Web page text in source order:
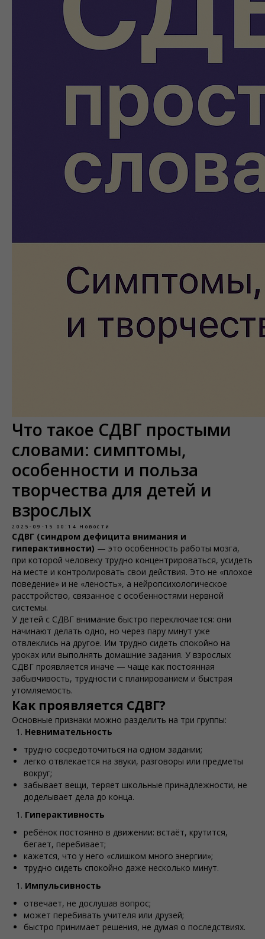
Что такое СДВГ простыми
словами: симптомы,
особенности и польза
творчества для детей и
взрослых
2025-09-15 00:14 Новости
СДВГ (синдром дефицита внимания и
гиперактивности) — это особенность работы мозга,
при которой человеку трудно концентрироваться, усидеть
на месте и контролировать свои действия. Это не «плохое
поведение» и не «леность», а нейропсихологическое
расстройство, связанное с особенностями нервной
системы.
У детей с СДВГ внимание быстро переключается: они
начинают делать одно, но через пару минут уже
отвлеклись на другое. Им трудно сидеть спокойно на
уроках или выполнять домашние задания. У взрослых
СДВГ проявляется иначе — чаще как постоянная
забывчивость, трудности с планированием и быстрая
утомляемость.
Как проявляется СДВГ?
Основные признаки можно разделить на три группы:
Невнимательность
трудно сосредоточиться на одном задании;
легко отвлекается на звуки, разговоры или предметы
вокруг;
забывает вещи, теряет школьные принадлежности, не
доделывает дела до конца.
Гиперактивность
ребёнок постоянно в движении: встаёт, крутится,
бегает, перебивает;
кажется, что у него «слишком много энергии»;
трудно сидеть спокойно даже несколько минут.
Импульсивность
отвечает, не дослушав вопрос;
может перебивать учителя или друзей;
быстро принимает решения, не думая о последствиях.